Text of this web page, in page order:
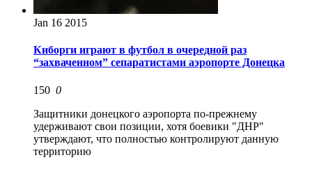
Jan 16 2015
Киборги играют в футбол в очередной раз
“захваченном” сепаратистами аэропорте Донецка
150 0
Защитники донецкого аэропорта по-прежнему
удерживают свои позиции, хотя боевики "ДНР"
утверждают, что полностью контролируют данную
территорию